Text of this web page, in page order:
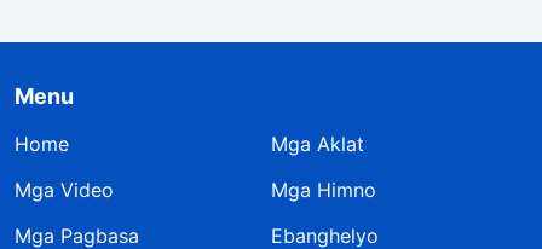
Menu
Home
Mga Aklat
Mga Video
Mga Himno
Mga Pagbasa
Ebanghelyo